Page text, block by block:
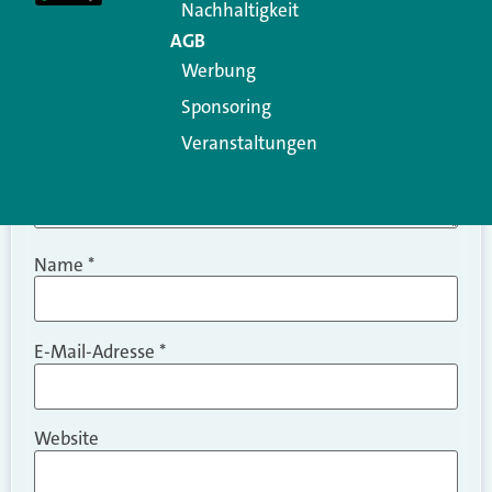
Name *
E-Mail-Adresse *
Website
Nachhaltigkeit
AGB
Werbung
Sponsoring
Veranstaltungen